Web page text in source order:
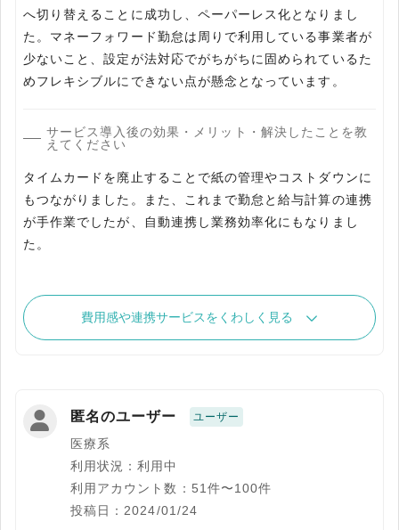
へ切り替えることに成功し、ペーパーレス化となりまし
た。マネーフォワード勤怠は周りで利用している事業者が
少ないこと、設定が法対応でがちがちに固められているた
めフレキシブルにできない点が懸念となっています。
サービス導入後の効果・メリット・解決したことを教
えてください
タイムカードを廃止することで紙の管理やコストダウンに
もつながりました。また、これまで勤怠と給与計算の連携
が手作業でしたが、自動連携し業務効率化にもなりまし
た。
費用感や連携サービスをくわしく見る
匿名のユーザー ユーザー
医療系
利用状況：利用中
利用アカウント数：51件〜100件
投稿日：2024/01/24